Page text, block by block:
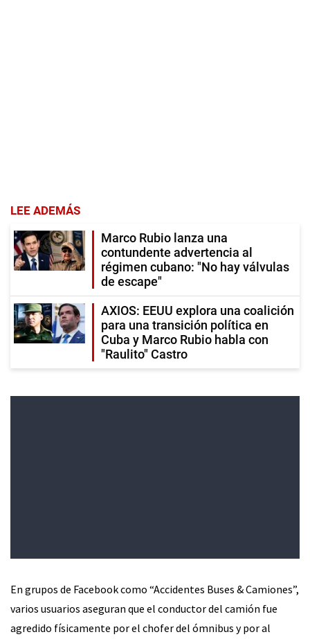
LEE ADEMÁS
Marco Rubio lanza una
contundente advertencia al
régimen cubano: "No hay válvulas
de escape"
AXIOS: EEUU explora una coalición
para una transición política en
Cuba y Marco Rubio habla con
"Raulito" Castro
En grupos de Facebook como “Accidentes Buses & Camiones”,
varios usuarios aseguran que el conductor del camión fue
agredido físicamente por el chofer del ómnibus y por al